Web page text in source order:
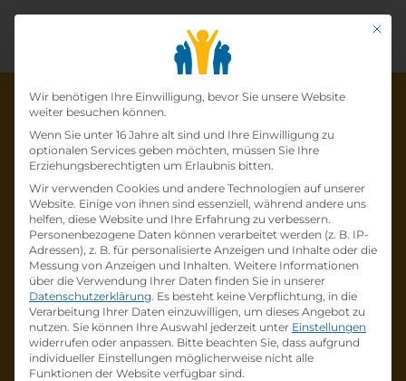
Die Lehrstelle wurde schon
besetzt!
Die LehrstelleLehrling im Einzelhandel (w /m
/d)beiLidl Österreich GmbHist schonbesetzt
Firmenprofil besuchen
Andere Lehrstelle suchen
Mit
Datenschutz-
Wir benötigen Ihre Einwilligung, bevor Sie unsere Website
weiter besuchen können.
Wenn Sie unter 16 Jahre alt sind und Ihre Einwilligung zu
optionalen Services geben möchten, müssen Sie Ihre
Erziehungsberechtigten um Erlaubnis bitten.
Wir verwenden Cookies und andere Technologien auf unserer
Website. Einige von ihnen sind essenziell, während andere uns
helfen, diese Website und Ihre Erfahrung zu verbessern.
Personenbezogene Daten können verarbeitet werden (z. B. IP-
Adressen), z. B. für personalisierte Anzeigen und Inhalte oder die
Messung von Anzeigen und Inhalten. Weitere Informationen
über die Verwendung Ihrer Daten finden Sie in unserer
Datenschutzerklärung. Es besteht keine Verpflichtung, in die
Verarbeitung Ihrer Daten einzuwilligen, um dieses Angebot zu
nutzen. Sie können Ihre Auswahl jederzeit unter Einstellungen
widerrufen oder anpassen. Bitte beachten Sie, dass aufgrund
individueller Einstellungen möglicherweise nicht alle
Funktionen der Website verfügbar sind.